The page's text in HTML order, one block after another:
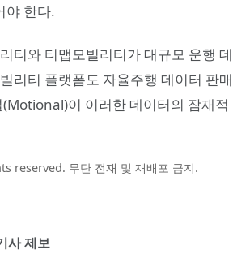
야 한다.
티와 티맵모빌리티가 대규모 운행
리티 플랫폼도 자율주행 데이터 판
이 이러한 데이터의 잠재적
reserved. 무단 전재 및 재배포 금지.
사 제보